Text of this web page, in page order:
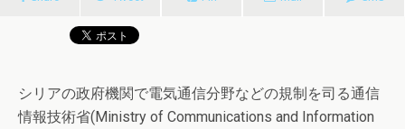
シリアの政府機関で電気通信分野などの規制を司る通信
情報技術省(Ministry of Communications and Information